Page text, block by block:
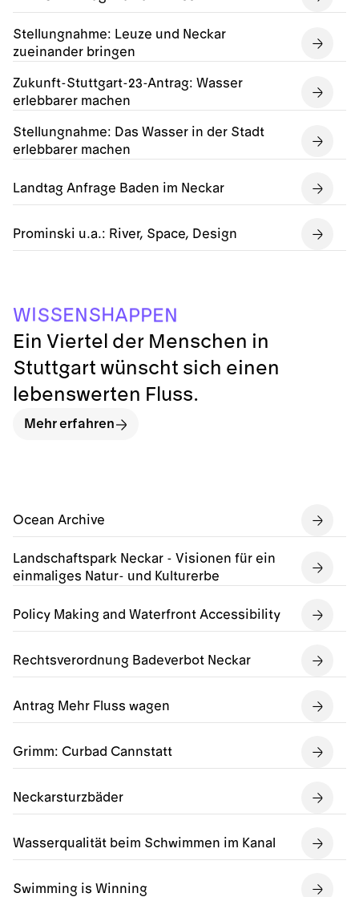
Stellungnahme: Leuze und Neckar
zueinander bringen
Zukunft-Stuttgart-23-Antrag: Wasser
erlebbarer machen
Stellungnahme: Das Wasser in der Stadt
erlebbarer machen
Landtag Anfrage Baden im Neckar
Prominski u.a.: River, Space, Design
Ocean Archive
Landschaftspark Neckar - Visionen für ein
einmaliges Natur- und Kulturerbe
Policy Making and Waterfront Accessibility
Rechtsverordnung Badeverbot Neckar
Antrag Mehr Fluss wagen
Grimm: Curbad Cannstatt
Neckarsturzbäder
Wasserqualität beim Schwimmen im Kanal
Swimming is Winning
WISSENSHAPPEN
Ein Viertel der Menschen in
Stuttgart wünscht sich einen
lebenswerten Fluss.
Mehr erfahren